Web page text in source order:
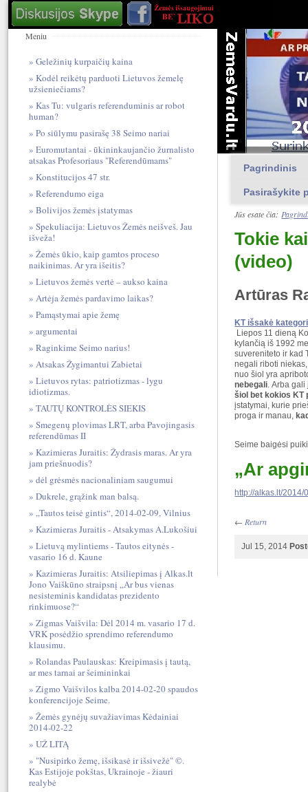
Pagrindinis
Pasirašykite
Jūs esate čia:
Tokie
(video)
Artūras
KT išsakė
Liepos 11 dieną
kylančią iš 1992
suvereniteto ir kad
negali riboti
nuo šiol yra
nebegali . Arba
šiol bet kokios KT
įstatymai, kurie
proga ir manau,
Seime baigėsi
„Ar
http://alkas.lt/
← Return
Jul 15, 2014
Meniu
Geležinių kurpaičių kaina
Kodėl reikėtų parduoti Lietuvos žemelę
užsieniečiams?
Kas Tu: vulgari​s referendum​inis ar robot
human?
Po siūlymu pasirašę 38 Seimo nariai
Euromutantai - ūkininkaujančio žurnalisto
atsakas Profesoriaus "Referendūmams"
Konstitucijos 47 str.
Referendumo eiga
Bolivijos žemės įstatymas
Spekuliacija: Lietuvos Žemės neišveš. Jau
išveža!
Žemės ūkio, kaip gamtos proceso
naikinimas. Ar yra išeitis?
Lietuvos žemės vertė – aukso kaina
Artėja žemės pardavimo laikas?
Pamąstymai apie žemę
argumentai
Raginkime Seimo narius!
Atsakas Žygimantui Zabietai
Lietuvos rytas: patriotizmas - lygu
idiotizmas.
TAUTŲ KONTROLĖS SIEKIS
Smegenų plovimas LRT, arba Pavojingasis
referendūmas II
Kazimieras Juraitis: Žydrasis maras. Ar yra
jam priešnuodis?
dėl grėsmės nacionaliniam saugumui
Dukrele, grąžink man balsą.
„Tautos teisė gintis“, 2014-02-09, Vilnius
Kazimieras Juraitis - Atsakymas A.Lukošiui
Lietuvą mylintiems - Tautos eitynės -
vasario 16 d. Kaune
Kazimieras Juraitis: Atsiliepimas į Alkas.lt
Jono Vaiškūno straipsnį „Ar bus vienas
nesisteminis kandidatas prezidento
rinkimuose?“
Zigmas Vaišvila: Dėl 2014 m. vasario 17 d.
VRK posėdžio sprendimo referendumo
klausimu.
Rolandas Paulauskas: Kreipimasis į tautą,
ar mes tarnai ar šeimininkai
Zigmo Vaišvilos kalba 2014-02-20 spaudos
konferencijoje Seime.
Žemės gynėjų suvažiavimas Kėdainiai
2014-02-22
UŽ LITĄ
"Nusipirko žemę, išsikasė ir išsivežė" ©.
Kas Estijoje pokštas, Ukrainoje - žiauri
realybė